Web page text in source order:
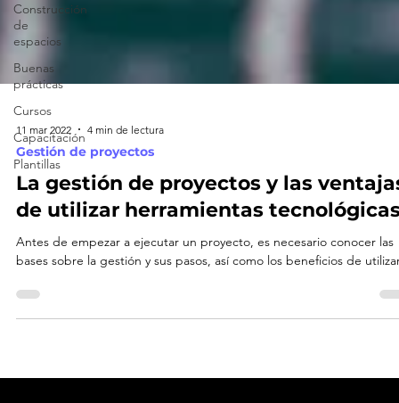
Construcción
de
espacios
Buenas
prácticas
Cursos
Capacitación
Plantillas
11 mar 2022
Gestión de proyectos
La gestión de proyectos y las
de utilizar herramientas
bases sobre la gestión y sus pasos, así como los beneficios de